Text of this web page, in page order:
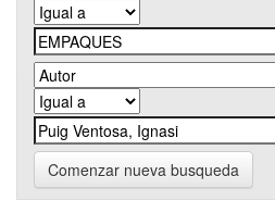
Comenzar nueva busqueda